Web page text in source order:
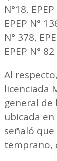
N°18,
EPEP N°
N° 378,
EPEP N°
Al
licenciada
general de
ubicada en
señaló
temprano,